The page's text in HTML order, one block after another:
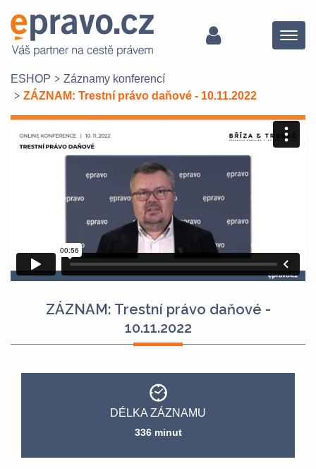
Menu
ESHOP
Záznamy konferencí
ZÁZNAM: Trestní právo daňové - 10.11.2022
ZÁZNAM: Trestní právo daňové -
10.11.2022
DÉLKA ZÁZNAMU
336 minut